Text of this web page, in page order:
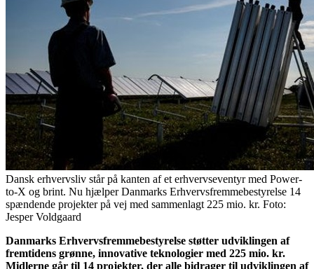
Dansk erhvervsliv står på kanten af et erhvervseventyr med Power-
to-X og brint. Nu hjælper Danmarks Erhvervsfremmebestyrelse 14
spændende projekter på vej med sammenlagt 225 mio. kr. Foto:
Jesper Voldgaard
Danmarks Erhvervsfremmebestyrelse støtter udviklingen af
fremtidens grønne, innovative teknologier med 225 mio. kr.
Midlerne går til 14 projekter, der alle bidrager til udviklingen af